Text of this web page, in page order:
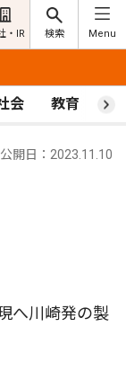
・IR 検索 Menu
会 教育 ス
公開日：2023.11.10
へ川崎発の製